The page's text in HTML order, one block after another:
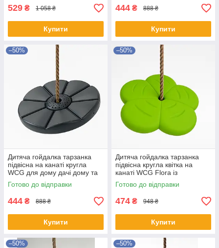
529 ₴ 1 058 ₴
Купити
444 ₴ 888 ₴
Купити
–50%
Дитяча гойдалка тарзанка
підвісна на канаті кругла
WCG для дому дачі дому та
ігрового майданчику
Графітовий
Готово до відправки
444 ₴ 888 ₴
Купити
–50%
Дитяча гойдалка тарзанка
підвісна кругла квітка на
канаті WCG Flora із
регульованою висотою для
саду Салатовий
Готово до відправки
474 ₴ 948 ₴
Купити
–50% –50%